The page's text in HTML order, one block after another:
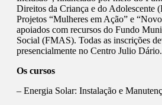
Direitos da Criança e do Adolescente
Projetos “Mulheres em Ação” e
apoiados com recursos do Fundo
Social (FMAS). Todas as inscrições
presencialmente no Centro Julio Dário.
Os cursos
– Energia Solar: Instalação e